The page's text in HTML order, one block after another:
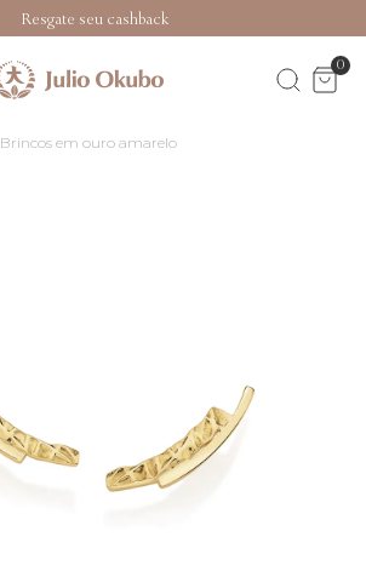
Resgate seu cashback
0
Brincos em ouro amarelo